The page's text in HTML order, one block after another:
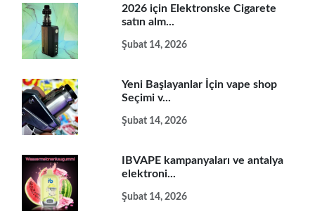
2026 için Elektronske Cigarete
satın alm...
Şubat 14, 2026
Yeni Başlayanlar İçin vape shop
Seçimi v...
Şubat 14, 2026
IBVAPE kampanyaları ve antalya
elektroni...
Şubat 14, 2026